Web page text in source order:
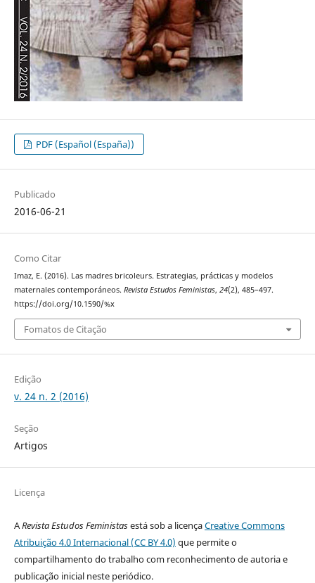
PDF (Español (España))
Publicado
2016-06-21
Como Citar
Imaz, E. (2016). Las madres bricoleurs. Estrategias, prácticas y modelos
maternales contemporáneos. Revista Estudos Feministas, 24(2), 485–497.
https://doi.org/10.1590/%x
Fomatos de Citação
Edição
v. 24 n. 2 (2016)
Seção
Artigos
Licença
ARevista Estudos Feministasestá sob a licençaCreative Commons
Atribuição 4.0 Internacional (CC BY 4.0) que permite o
compartilhamento do trabalho com reconhecimento de autoria e
publicação inicial neste periódico.